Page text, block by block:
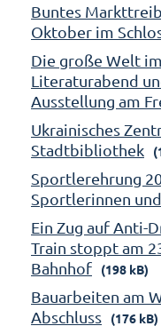
Buntes
Oktober im
Die große Welt
Literaturabend
Ausstellung am
Ukrainisches
Stadtbibliothek
Sportlerehrung
Sportlerinnen
Ein Zug auf Anti-
Train stoppt am
Bahnhof
(198 kB)
Bauarbeiten am
Abschluss
(176 kB)